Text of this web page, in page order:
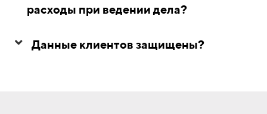
расходы при ведении дела?
Данные клиентов защищены?